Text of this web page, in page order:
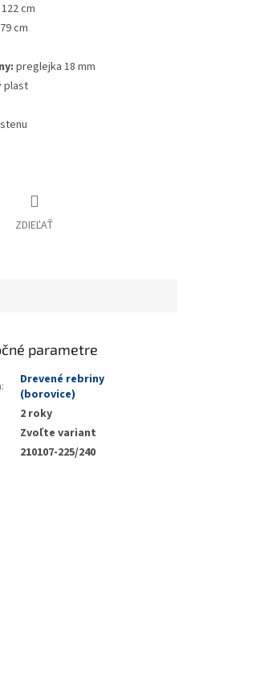
122 cm
79 cm
preglejka 18 mm
plast
ZDIEĽAŤ
parametre
:
Drevené rebriny
(borovice)
2 roky
Zvoľte variant
210107-225/240